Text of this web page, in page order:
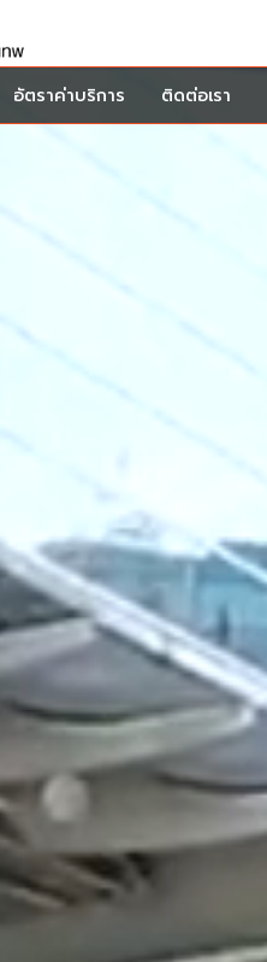
อัตราค่าบริการ ติดต่อเรา